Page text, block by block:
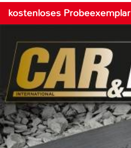
kostenloses Probeexemplar